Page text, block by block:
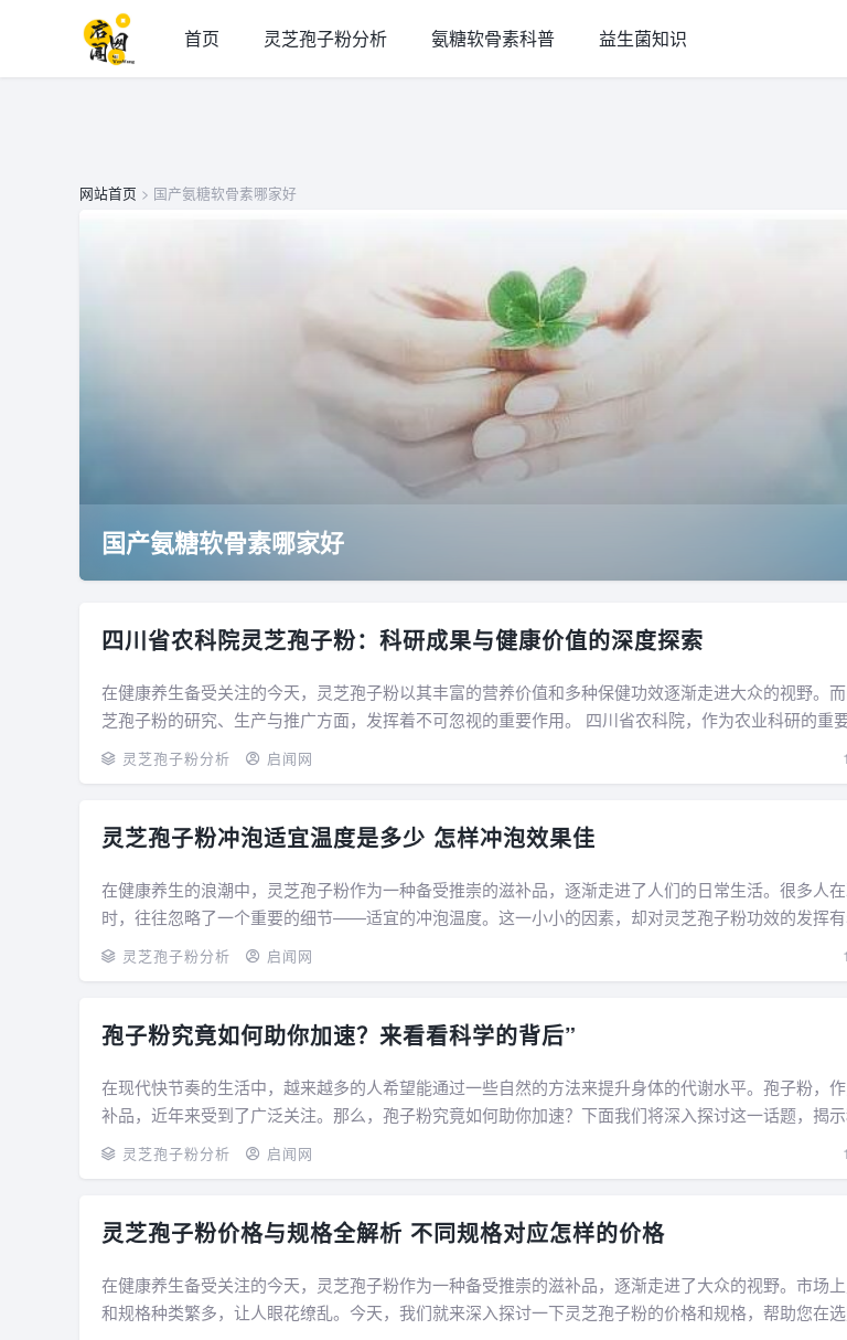
首页 灵芝孢子粉分析 氨糖软骨素科普 益生菌知识
网站首页 > 国产氨糖软骨素哪家好
国产氨糖软骨素哪家好
四川省农科院灵芝孢子粉：科研成果与健康价值的深度探索
在健康养生备受关注的今天，灵芝孢子粉以其丰富的营养价值和多种保健功效逐渐走进大众的视野。
芝孢子粉的研究、生产与推广方面，发挥着不可忽视的重要作用。 四川省农科院，作为农业科研的重要力量，在灵芝孢子
粉的探索上投入了大量的精力。这里的科研人...
灵芝孢子粉分析 启闻网
灵芝孢子粉冲泡适宜温度是多少 怎样冲泡效果佳
在健康养生的浪潮中，灵芝孢子粉作为一种备受推崇的滋补品，逐渐走进了人们的日常生活。很多人
时，往往忽略了一个重要的细节——适宜的冲泡温度。这一小小的因素，却对灵芝孢子粉功效的发挥
响。 灵芝孢子粉含有丰富的营养成分，如灵芝三萜...
灵芝孢子粉分析 启闻网
孢子粉究竟如何助你加速？来看看科学的背后”
在现代快节奏的生活中，越来越多的人希望能通过一些自然的方法来提升身体的代谢水平。孢子粉，
补品，近年来受到了广泛关注。那么，孢子粉究竟如何助你加速？下面我们将深入探讨这一话题，揭示科学
是孢子粉？ 孢子粉是某些植物（如灵芝、...
灵芝孢子粉分析 启闻网
灵芝孢子粉价格与规格全解析 不同规格对应怎样的价格
在健康养生备受关注的今天，灵芝孢子粉作为一种备受推崇的滋补品，逐渐走进了大众的视野。市场
和规格种类繁多，让人眼花缭乱。今天，我们就来深入探讨一下灵芝孢子粉的价格和规格，帮助您在